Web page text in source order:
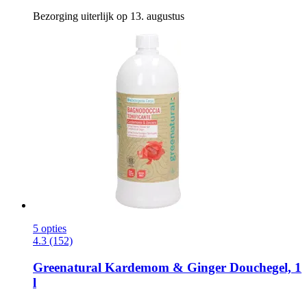
Bezorging uiterlijk op 13. augustus
5 opties
4.3 (152)
Greenatural Kardemom & Ginger Douchegel, 1
l